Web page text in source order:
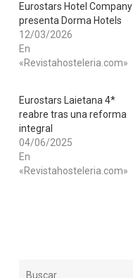
Eurostars Hotel Company
presenta Dorma Hotels
12/03/2026
En
«Revistahosteleria.com»
Eurostars Laietana 4*
reabre tras una reforma
integral
04/06/2025
En
«Revistahosteleria.com»